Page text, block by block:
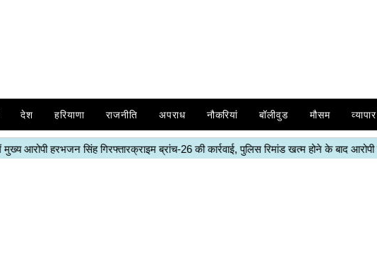
देश हरियाणा राजनीति अपराध नौकरियां बॉलीवुड मौसम व्यापार